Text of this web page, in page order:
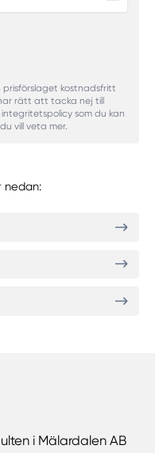
kostnadsfritt
rätt att tacka nej till
som du kan
vill veta mer.
nedan:
i Mälardalen AB